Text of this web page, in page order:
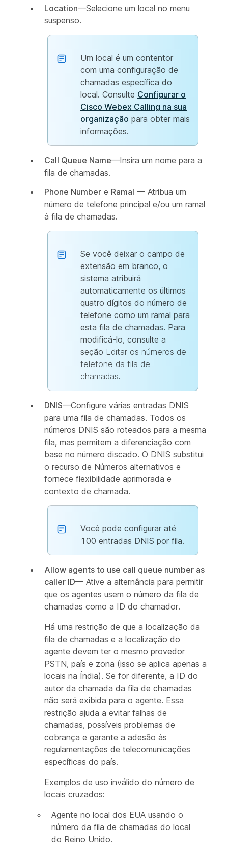
Location—Selecione um local no menu
suspenso.
Um local é um contentor
com uma configuração de
chamadas específica do
local. Consulte Configurar o
Cisco Webex Calling na sua
organização para obter mais
informações.
Call Queue Name—Insira um nome para a
fila de chamadas.
Phone Number e Ramal — Atribua um
número de telefone principal e/ou um ramal
à fila de chamadas.
Se você deixar o campo de
extensão em branco, o
sistema atribuirá
automaticamente os últimos
quatro dígitos do número de
telefone como um ramal para
esta fila de chamadas. Para
modificá-lo, consulte a
seção Editar os números de
telefone da fila de
chamadas.
DNIS—Configure várias entradas DNIS
para uma fila de chamadas. Todos os
números DNIS são roteados para a mesma
fila, mas permitem a diferenciação com
base no número discado. O DNIS substitui
o recurso de Números alternativos e
fornece flexibilidade aprimorada e
contexto de chamada.
Você pode configurar até
100 entradas DNIS por fila.
Allow agents to use call queue number as
caller ID— Ative a alternância para permitir
que os agentes usem o número da fila de
chamadas como a ID do chamador.
Há uma restrição de que a localização da
fila de chamadas e a localização do
agente devem ter o mesmo provedor
PSTN, país e zona (isso se aplica apenas a
locais na Índia). Se for diferente, a ID do
autor da chamada da fila de chamadas
não será exibida para o agente. Essa
restrição ajuda a evitar falhas de
chamadas, possíveis problemas de
cobrança e garante a adesão às
regulamentações de telecomunicações
específicas do país.
Exemplos de uso inválido do número de
locais cruzados:
Agente no local dos EUA usando o
número da fila de chamadas do local
do Reino Unido.